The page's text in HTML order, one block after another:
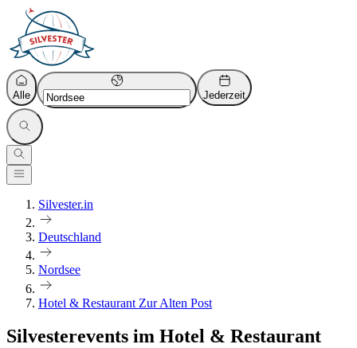
Alle Jederzeit
Silvester.in
Deutschland
Nordsee
Hotel & Restaurant Zur Alten Post
Silvesterevents im Hotel & Restaurant